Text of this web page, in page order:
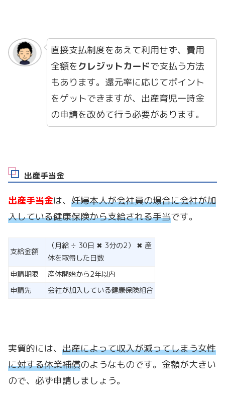
直接支払制度をあえて利用せず、費用
全額を クレジットカードで支払う方法
もあります。還元率に応じてポイント
をゲットできますが、出産育児一時金
の申請を改めて行う必要があります。
出産手当金
出産手当金は、 妊婦本人が会社員の場合に会社が加
入している健康保険から支給される手当です。
支給金額
（月給 ÷ 30日 ✖ 3分の2） ✖ 産
休を取得した日数
申請期限
産休開始から2年以内
申請先
会社が加入している健康保険組合
実質的には、 出産によって収入が減ってしまう女性
に対する休業補償のようなものです。金額が大きい
ので、必ず申請しましょう。